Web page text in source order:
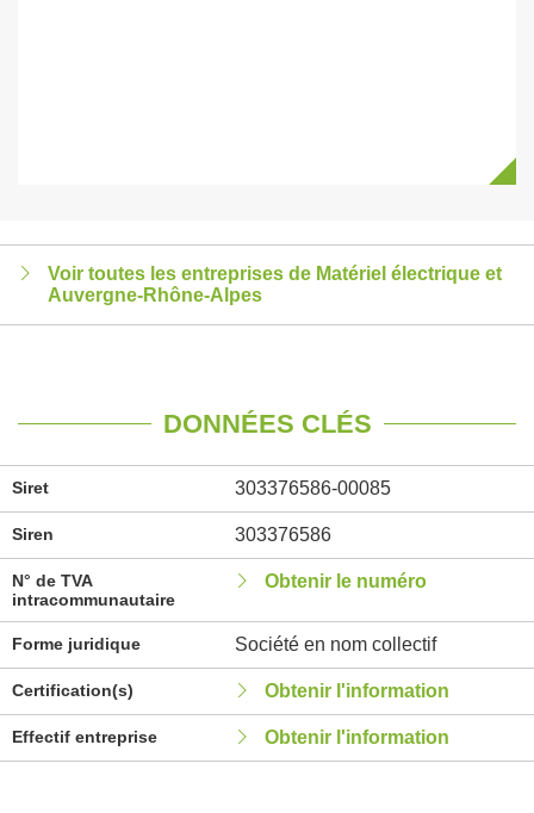
Voir toutes les entreprises de Matériel électrique et
Auvergne-Rhône-Alpes
DONNÉES CLÉS
Siret 303376586-00085
Siren 303376586
N° de TVA
intracommunautaire
Obtenir le numéro
Forme juridique Société en nom collectif
Certification(s) Obtenir l'information
Effectif entreprise Obtenir l'information